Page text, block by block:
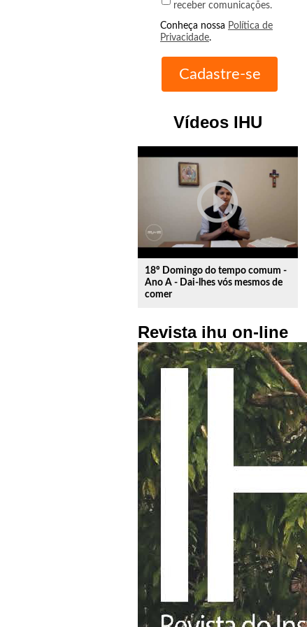
receber comunicações.
Conheça nossa Política de
Privacidade.
Vídeos IHU
play_circle_outline
18º Domingo do tempo comum -
Ano A - Dai-lhes vós mesmos de
comer
Revista ihu on-line